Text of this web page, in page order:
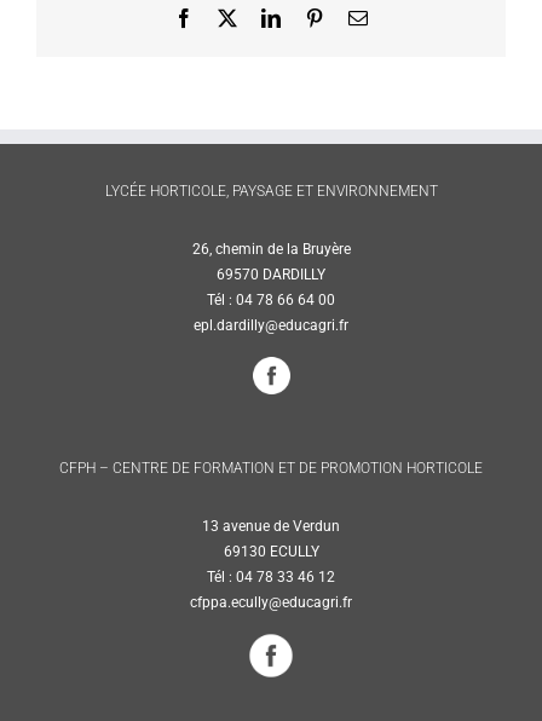
Facebook LinkedInPinterestEmail
LYCÉE HORTICOLE, PAYSAGE ET ENVIRONNEMENT
26, chemin de la Bruyère
69570 DARDILLY
Tél : 04 78 66 64 00
epl.dardilly@educagri.fr
CFPH – CENTRE DE FORMATION ET DE PROMOTION HORTICOLE
13 avenue de Verdun
69130 ECULLY
Tél : 04 78 33 46 12
cfppa.ecully@educagri.fr